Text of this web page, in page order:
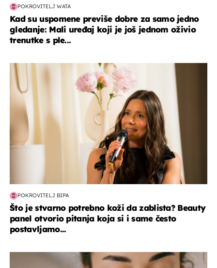
POKROVITELJ WATA
Kad su uspomene previše dobre za samo jedno
gledanje: Mali uređaj koji je još jednom oživio
trenutke s ple...
moda & ljepota
POKROVITELJ BIPA
Što je stvarno potrebno koži da zablista? Beauty
panel otvorio pitanja koja si i same često
postavljamo...
moda & ljepota